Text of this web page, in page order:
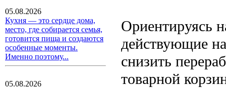
05.08.2026
Кухня — это сердце дома,
место, где собирается семья,
готовится пища и создаются
особенные моменты.
Именно поэтому...
05.08.2026
Ориентируясь
действующие
снизить
товарной